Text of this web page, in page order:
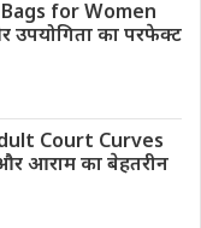
for Women
उपयोगिता का परफेक्ट
Court Curves
आराम का बेहतरीन